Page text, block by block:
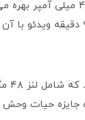
جایزه حیات